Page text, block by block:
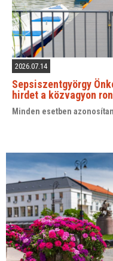
2026.07.14
Sepsiszentgyörgy
hirdet a közvagyon
Minden esetben